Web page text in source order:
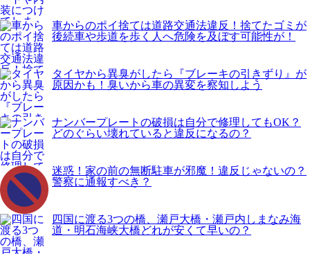
車からのポイ捨ては道路交通法違反！捨てたゴミが
後続車や歩道を歩く人へ危険を及ぼす可能性が！
タイヤから異臭がしたら『ブレーキの引きずり』が
原因かも！臭いから車の異変を察知しよう
ナンバープレートの破損は自分で修理してもOK？
どのぐらい壊れていると違反になるの？
迷惑！家の前の無断駐車が邪魔！違反じゃないの？
警察に通報すべき？
四国に渡る3つの橋、瀬戸大橋・瀬戸内しまなみ海
道・明石海峡大橋どれが安くて早いの？